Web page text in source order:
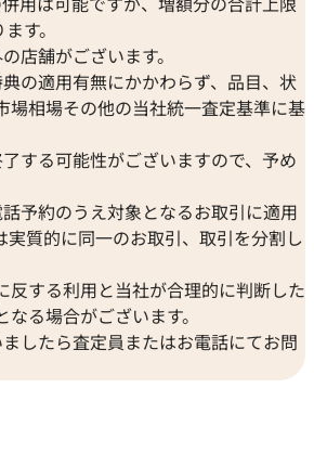
す。
店舗がございます。
の適用有無にかかわらず、品目、状
場相場その他の当社統一査定基準に基
する可能性がございますので、予め
予約のうえ対象となるお取引に適用
実質的に同一のお取引、取引を分割し
反する利用と当社が合理的に判断した
る場合がございます。
したら査定員またはお電話にてお問